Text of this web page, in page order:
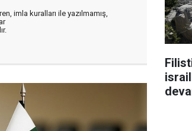
imla kuralları ile yazılmamış,